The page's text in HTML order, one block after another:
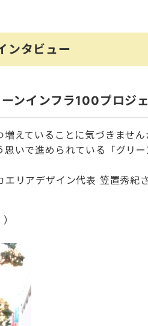
ンタビュー
ンインフラ100プロジェ
えていることに気づきませ
いで進められている「グリ
リアデザイン代表 笠置秀紀